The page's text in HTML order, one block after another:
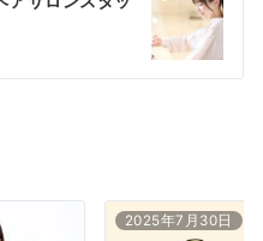
2025年7月30日